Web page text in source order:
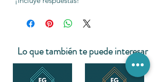
Lo que también te puede interesar